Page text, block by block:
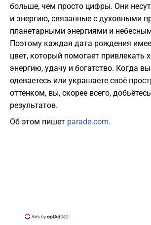
больше, чем просто цифры. Они несут
и энергию, связанные с духовными
планетарными энергиями и
Поэтому каждая дата рождения
цвет, который помогает привлекать
энергию, удачу и богатство. Когда вы
одеваетесь или украшаете своё
оттенком, вы, скорее всего,
результатов.
Об этом пишет parade.com.